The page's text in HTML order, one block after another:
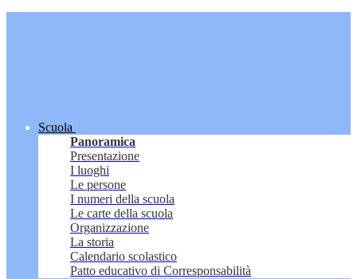
Scuola
Panoramica
Presentazione
I luoghi
Le persone
I numeri della scuola
Le carte della scuola
Organizzazione
La storia
Calendario scolastico
Patto educativo di Corresponsabilità